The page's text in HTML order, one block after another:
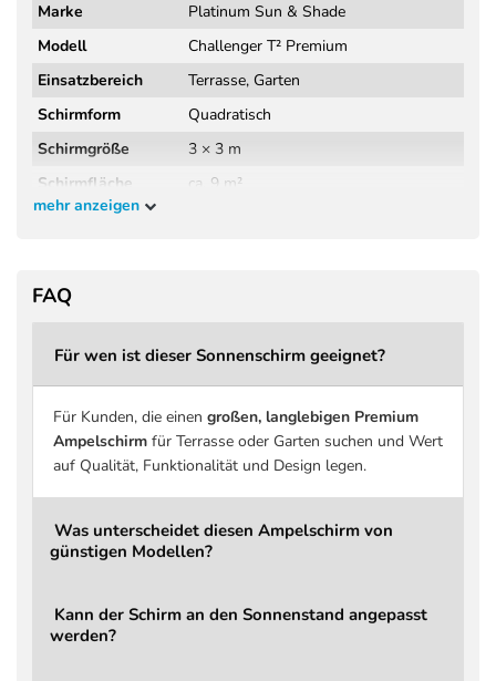
Marke
Platinum Sun & Shade
Modell
Challenger T² Premium
Einsatzbereich
Terrasse, Garten
Schirmform
Quadratisch
Schirmgröße
3 × 3 m
Schirmfläche
ca. 9 m²
Höhe geschlossen
Kopffreiheit
Griff
Druckguss Aluminium, ergonomisch
Schirmbezug
Spuncrylic Premiumgewebe
Stoffdichte
240 g/m² Spuncrylic™
Stoffklasse
UV-Schutz
bis zu 98 % UV-Schutz
Öffnen / Schließen
Über Hauptgriff, integrierter
mehr anzeigen
FAQ
Für wen ist dieser Sonnenschirm geeignet?
Für Kunden, die einen großen, langlebigen Premium
Ampelschirmfür Terrasse oder Garten suchen und Wert
auf Qualität, Funktionalität und Design legen.
Was unterscheidet diesen Ampelschirm von
günstigen Modellen?
Kann der Schirm an den Sonnenstand angepasst
werden?